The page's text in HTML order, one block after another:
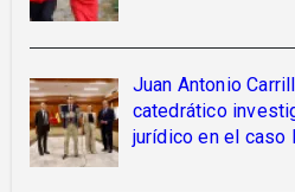
Juan Antonio
catedrático
jurídico en el caso